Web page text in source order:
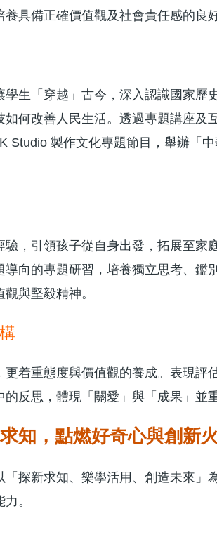
具備正確價值觀及社會責任感的良
生「穿越」古今，深入認識國家歷
何改善人民生活。透過專題講座
Studio 製作文化專題節目，舉辦「
驗，引領孩子從自身出發，拓展至
向的專題研習，培養獨立思考、
與堅毅精神。
更着重態度與價值觀的養成。表現
反思，體現「關愛」與「成果」並重
知，點燃好奇心與創新
探新求知、樂學活用、創造未來
。